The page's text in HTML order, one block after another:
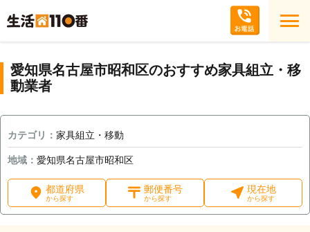
愛知県名古屋市昭和区のおすすめ家具組立・移
動業者
カテゴリ： 家具組立・移動
地域： 愛知県名古屋市昭和区
都道府県
から探す
郵便番号
から探す
現在地
から探す